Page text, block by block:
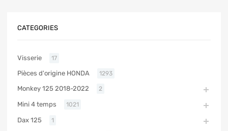
CATEGORIES
Visserie 17
Pièces d'origine HONDA 1293
Monkey 125 2018-2022 2
Mini 4 temps 1021
Dax 125 1